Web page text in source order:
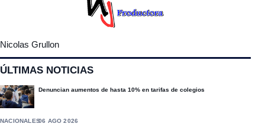
Nicolas Grullon
ÚLTIMAS NOTICIAS
Denuncian aumentos de hasta 10% en tarifas de colegios
NACIONALES06 AGO 2026